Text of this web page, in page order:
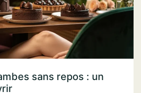
sans repos : un